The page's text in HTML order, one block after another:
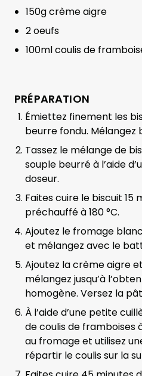
150g crème aigre
2 oeufs
100ml coulis de
PRÉPARATION
Émiettez finement les
beurre fondu. Mélangez
Tassez le mélange de
souple beurré à l’aide
doseur.
Faites cuire le biscuit 15
préchauffé à 180 °C.
Ajoutez le fromage
et mélangez avec le
Ajoutez la crème aigre
mélangez jusqu’à
homogène. Versez la
À l’aide d’une petite
de coulis de framboises
au fromage et utilisez
répartir le coulis sur la